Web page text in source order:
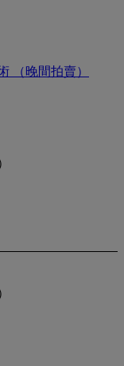
（晚間拍賣）